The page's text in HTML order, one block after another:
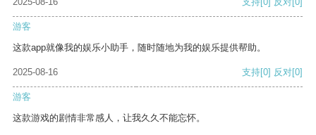
游客
这款app就像我的娱乐小助手，随时随地为我的娱乐提供帮助。
2025-08-16 支持[0] 反对[0]
游客
这款游戏的剧情非常感人，让我久久不能忘怀。